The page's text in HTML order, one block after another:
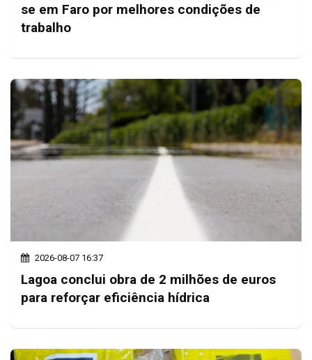
se em Faro por melhores condições de
trabalho
2026-08-07 16:37
Lagoa conclui obra de 2 milhões de euros
para reforçar eficiência hídrica